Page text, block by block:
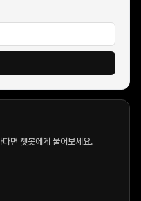
면 챗봇에게 물어보세요.